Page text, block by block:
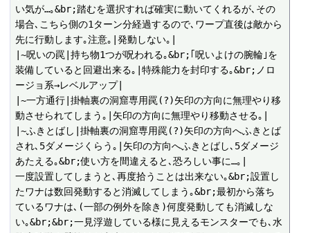
い気が…｡&br;踏むを選択すれば確実に動いてくれるが､その
場合､こちら側の1ターン分経過するので､ワープ直後は敵から
先に行動します｡注意｡|発動しない｡|
|~呪いの罠|持ち物1つが呪われる｡&br;｢呪いよけの腕輪｣を
装備していると回避出来る｡|特殊能力を封印する｡&br;ノロ
ージョ系→レベルアップ|
|~一方通行|掛軸裏の洞窟専用罠(?)矢印の方向に無理やり移
動させられてしまう｡|矢印の方向に無理やり移動させる｡|
|~ふきとばし|掛軸裏の洞窟専用罠(?)矢印の方向へふきとば
され､5ダメージくらう｡|矢印の方向へふきとばし､5ダメージ
あたえる｡&br;使い方を間違えると､恐ろしい事に…｡|
一度設置してしまうと､再度拾うことは出来ない｡&br;設置し
たワナは数回発動すると消滅してしまう｡&br;最初から落ち
ているワナは､(一部の例外を除き)何度発動しても消滅しな
い｡&br;&br;一見浮遊している様に見えるモンスターでも､水